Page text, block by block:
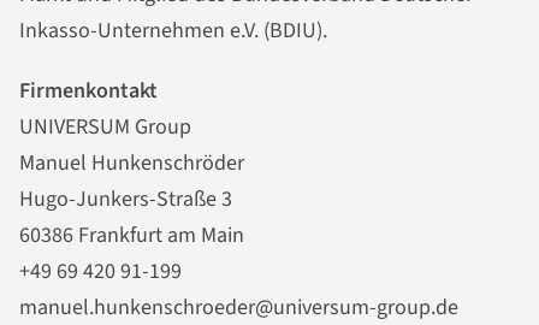
Inkasso-Unternehmen e.V. (BDIU).
Firmenkontakt
UNIVERSUM Group
Manuel Hunkenschröder
Hugo-Junkers-Straße 3
60386 Frankfurt am Main
+49 69 420 91-199
manuel.hunkenschroeder@universum-group.de